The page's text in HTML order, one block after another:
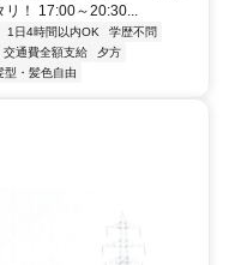
！ 17:00～20:30...
1日4時間以内OK
学歴不問
交通費全額支給
夕方
型・髪色自由